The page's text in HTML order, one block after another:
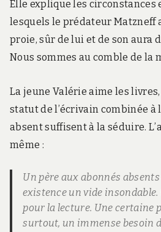
Elle explique les circonstances
lesquels le prédateur Matzneff
proie, sûr de lui et de son aura
Nous sommes au comble de la
La jeune Valérie aime les
statut de l’écrivain combinée à
absent suffisent à la séduire.
même :
Un père aux abonnés
existence un vide
pour la lecture. Une certaine
surtout, un immense besoin